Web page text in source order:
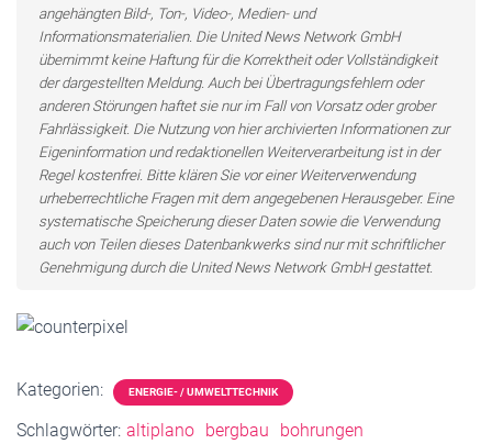
angehängten Bild-, Ton-, Video-, Medien- und
Informationsmaterialien. Die United News Network GmbH
übernimmt keine Haftung für die Korrektheit oder Vollständigkeit
der dargestellten Meldung. Auch bei Übertragungsfehlern oder
anderen Störungen haftet sie nur im Fall von Vorsatz oder grober
Fahrlässigkeit. Die Nutzung von hier archivierten Informationen zur
Eigeninformation und redaktionellen Weiterverarbeitung ist in der
Regel kostenfrei. Bitte klären Sie vor einer Weiterverwendung
urheberrechtliche Fragen mit dem angegebenen Herausgeber. Eine
systematische Speicherung dieser Daten sowie die Verwendung
auch von Teilen dieses Datenbankwerks sind nur mit schriftlicher
Genehmigung durch die United News Network GmbH gestattet.
Kategorien: ENERGIE- / UMWELTTECHNIK
Schlagwörter: altiplano bergbau
bohrungen